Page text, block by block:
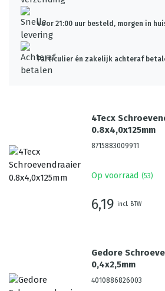
Voor 21:00 uur besteld, morgen in
Particulier én zakelijk achteraf
4Tecx
0.8x4,0x125mm
8715883009911
Op voorraad (53)
6,19 incl. BTW
Gedore
0,4x2,5mm
4010886826003